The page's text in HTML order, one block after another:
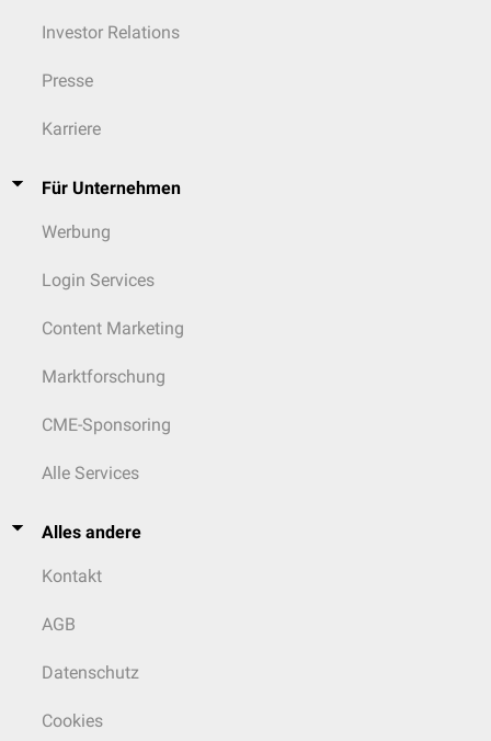
Investor Relations
Presse
Karriere
Für Unternehmen
Werbung
Login Services
Content Marketing
Marktforschung
CME-Sponsoring
Alle Services
Alles andere
Kontakt
AGB
Datenschutz
Cookies